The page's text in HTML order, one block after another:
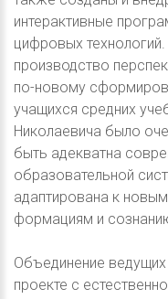
интерактивные
цифровых
производство
по-новому
учащихся средних
Николаевича было
быть адекватна
образовательной
адаптирована к
формациям и
Объединение
проекте с